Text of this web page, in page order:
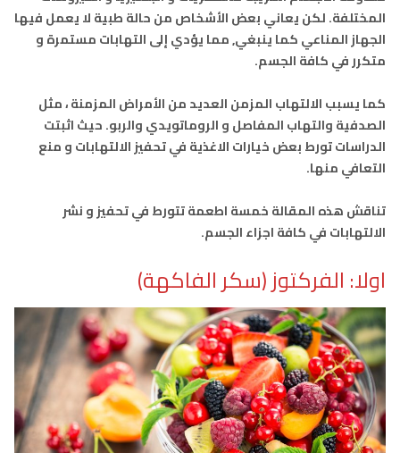
المختلفة. لكن يعاني بعض الأشخاص من حالة طبية لا يعمل فيها
الجهاز المناعي كما ينبغي, مما يؤدي إلى التهابات مستمرة و
متكرر في كافة الجسم.
كما يسبب الالتهاب المزمن العديد من الأمراض المزمنة ، مثل
الصدفية والتهاب المفاصل و الروماتويدي والربو. حيث اثبتت
الدراسات تورط بعض خيارات الاغذية في تحفيز الالتهابات و منع
التعافي منها.
تناقش هذه المقالة خمسة اطعمة تتورط في تحفيز و نشر
الالتهابات في كافة اجزاء الجسم.
اولا: الفركتوز (سكر الفاكهة)